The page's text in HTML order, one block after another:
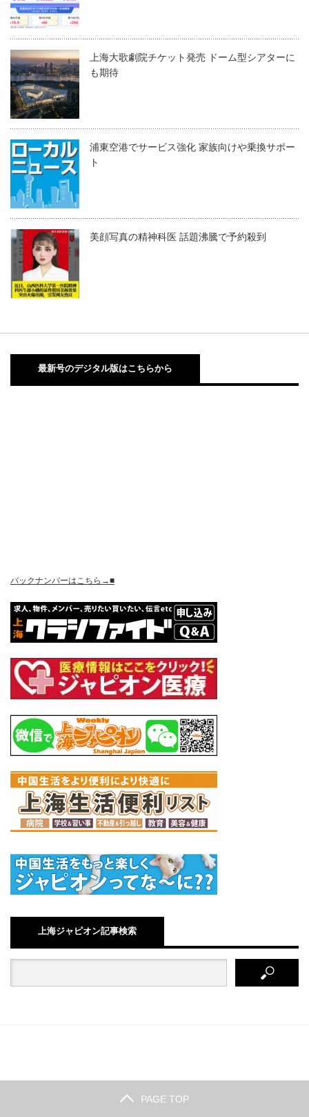
上海大歌劇院チケット発売 ドーム型シアターに
も期待
浦東空港でサービス強化 家族向けや乗換サポー
ト
美顔写真の精神科医 話題沸騰で予約殺到
最新号のデジタル版はこちらから
バックナンバーはこちら→■
上海ジャピオン記事検索
PAGE TOP